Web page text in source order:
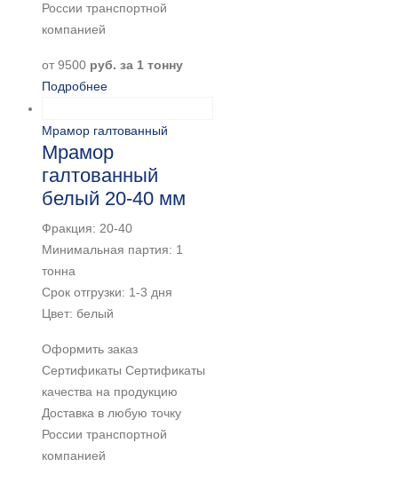
России транспортной
компанией
от 9500 руб. за 1 тонну
Подробнее
Мрамор галтованный
Мрамор
галтованный
белый 20-40 мм
Фракция: 20-40
Минимальная партия: 1
тонна
Срок отгрузки: 1-3 дня
Цвет: белый
Оформить заказ
Сертификаты Сертификаты
качества на продукцию
Доставка в любую точку
России транспортной
компанией